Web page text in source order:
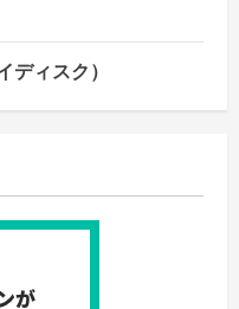
ィスク）